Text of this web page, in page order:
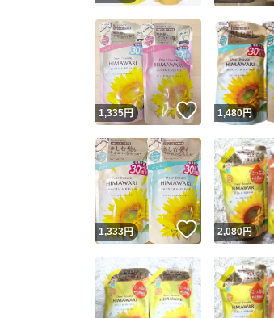
1,335円 いいね！
1,480円
1,333円 いいね！
2,080円